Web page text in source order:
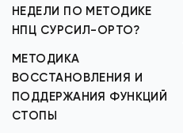
НЕДЕЛИ ПО МЕТОДИКЕ
НПЦ СУРСИЛ-ОРТО?
МЕТОДИКА
ВОССТАНОВЛЕНИЯ И
ПОДДЕРЖАНИЯ ФУНКЦИЙ
СТОПЫ